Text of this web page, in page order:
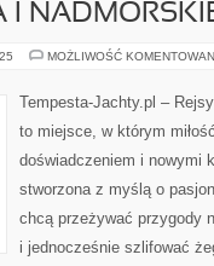
I
MOŻLIWOŚĆ
Tempesta-Jachty.pl –
to miejsce, w którym
doświadczeniem i nowymi
stworzona z myślą o
chcą przeżywać przygody
i jednocześnie szlifować